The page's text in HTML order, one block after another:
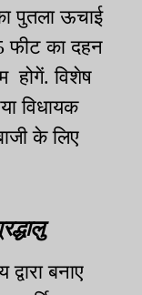
पुतला ऊचाई
फीट का दहन
होगें. विशेष
विधायक
के लिए
बनाए